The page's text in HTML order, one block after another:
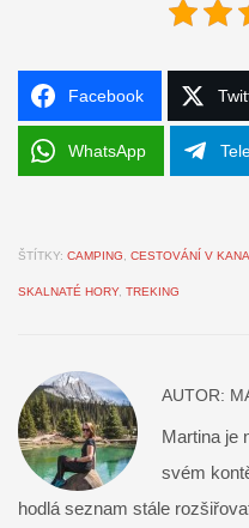
Facebook
WhatsApp
ŠTÍTKY: CAMPING, CESTOVÁNÍ V
SKALNATÉ HORY, TREKING
AUTOR:
Martina je
svém
hodlá seznam stále